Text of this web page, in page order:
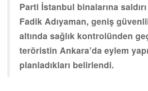
Parti İstanbul binalarına
Fadik Adıyaman, geniş
altında sağlık kontrolünden
teröristin Ankara’da eylem
planladıkları belirlendi.